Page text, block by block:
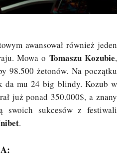
awansował również jeden
Mowa o Tomaszu Kozubie,
98.500 żetonów. Na początku
da mu 24 big blindy. Kozub w
już ponad 350.000$, a znany
swoich sukcesów z festiwali
.